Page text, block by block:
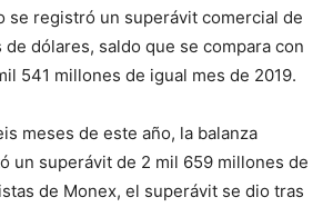
se registró un superávit comercial de
dólares, saldo que se compara con
541 millones de igual mes de 2019.
meses de este año, la balanza
un superávit de 2 mil 659 millones de
de Monex, el superávit se dio tras